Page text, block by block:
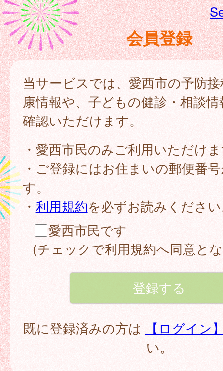
会員登録
当サービスでは、愛西市の予防
康情報や、子どもの健診・相談
確認いただけます。
・愛西市民のみご利用いただけ
・ご登録にはお住まいの郵便番
す。
・ 利用規約を必ずお読みくださ
愛西市民です
(チェックで利用規約へ同意と
既に登録済みの方は
【ログイン
い。